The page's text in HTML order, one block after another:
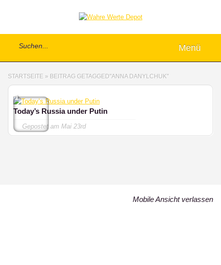
Menü
STARTSEITE » BEITRAG GETAGGED"ANNA DANYLCHUK"
1
Today’s Russia under Putin
Gepostet am Mai 23rd
Mobile Ansicht verlassen